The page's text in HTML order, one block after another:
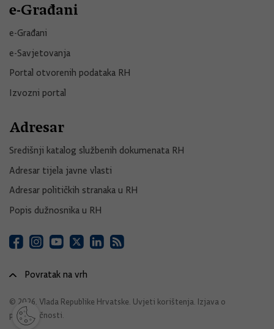
e-Građani
e-Građani
e-Savjetovanja
Portal otvorenih podataka RH
Izvozni portal
Adresar
Središnji katalog službenih dokumenata RH
Adresar tijela javne vlasti
Adresar političkih stranaka u RH
Popis dužnosnika u RH
Povratak na vrh
© 2026. Vlada Republike Hrvatske. Uvjeti korištenja Izjava o
pristupačnosti